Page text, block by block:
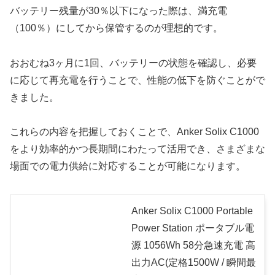
バッテリー残量が30％以下になった際は、満充電
（100％）にしてから保管するのが理想的です。
おおむね3ヶ月に1回、バッテリーの状態を確認し、必要
に応じて再充電を行うことで、性能の低下を防ぐことがで
きました。
これらの内容を把握しておくことで、Anker Solix C1000
をより効率的かつ長期間にわたって活用でき、さまざまな
場面での電力供給に対応することが可能になります。
Anker Solix C1000 Portable
Power Station ポータブル電
源 1056Wh 58分急速充電 高
出力AC(定格1500W / 瞬間最